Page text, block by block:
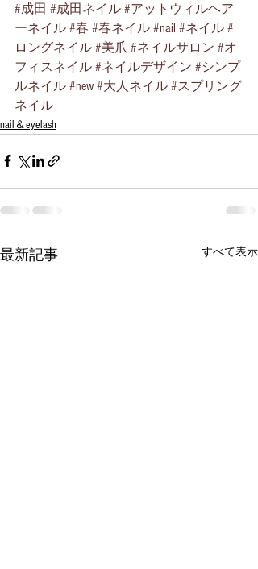
#成田 #成田ネイル #アットウィルヘア
ーネイル #春 #春ネイル #nail #ネイル #
ロングネイル #美爪 #ネイルサロン #オ
フィスネイル #ネイルデザイン #シンプ
ルネイル #new #大人ネイル #スプリング
ネイル
nail＆eyelash
最新記事 すべて表示